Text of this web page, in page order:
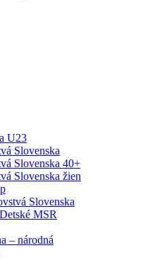
U23
Slovenska
Slovenska 40+
Slovenska žien
Slovenska
MSR
– národná